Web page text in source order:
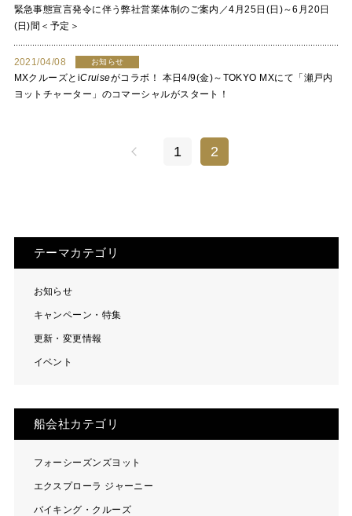
緊急事態宣言発令に伴う弊社営業体制のご案内／4月25日(日)～6月20日
(日)間＜予定＞
2021/04/08 お知らせ
MXクルーズと iCruiseがコラボ！ 本日4/9(金)～TOKYO MXにて「瀬戸内
ヨットチャーター」のコマーシャルがスタート！
1 2
テーマカテゴリ
お知らせ
キャンペーン・特集
更新・変更情報
イベント
船会社カテゴリ
フォーシーズンズヨット
エクスプローラ ジャーニー
バイキング・クルーズ